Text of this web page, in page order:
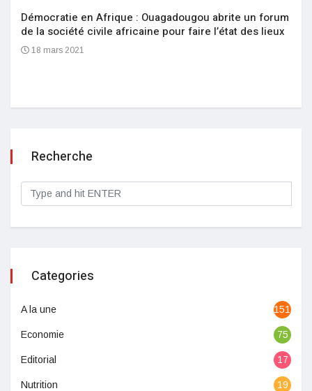
Démocratie en Afrique : Ouagadougou abrite un forum
de la société civile africaine pour faire l’état des lieux
18 mars 2021
Recherche
Categories
A la une 1513
Economie 75
Editorial 17
Nutrition 19